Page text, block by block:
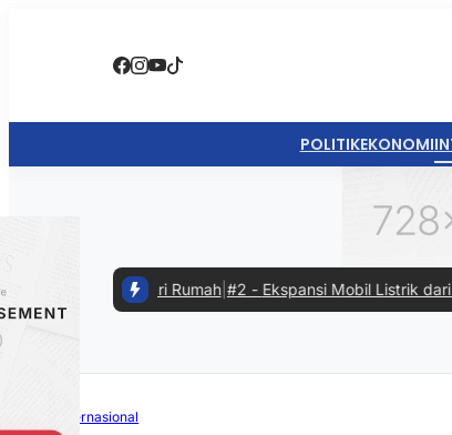
POLITIKEKONOMI
dari Rumah |#2 - Ekspansi Mobil Listrik dari Cina
Internasional